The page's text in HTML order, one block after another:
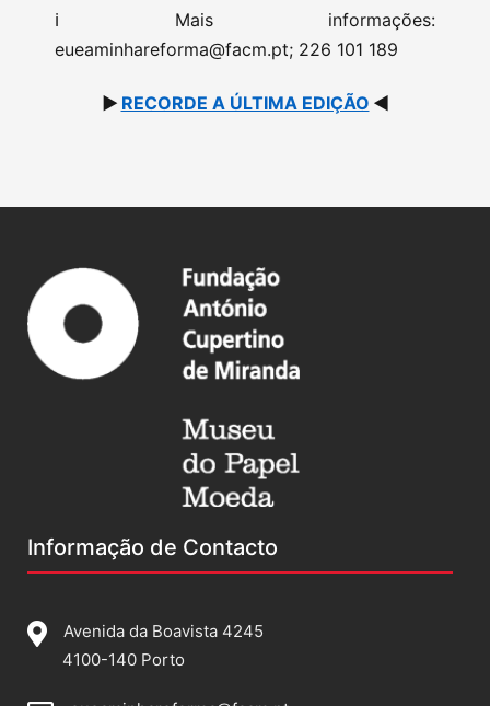
ℹ️ Mais informações:
eueaminhareforma@facm.pt; 226 101 189
▶️ RECORDE A ÚLTIMA EDIÇÃO ◀️
Informação de Contacto
Avenida da Boavista 4245
4100-140 Porto